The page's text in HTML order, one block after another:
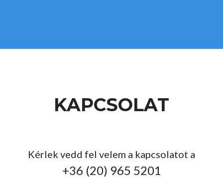
KAPCSOLAT
Kérlek vedd fel velem a kapcsolatot a
+36 (20) 965 5201